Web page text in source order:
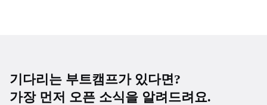
기다리는 부트캠프가 있다면?
가장 먼저 오픈 소식을 알려드려요.